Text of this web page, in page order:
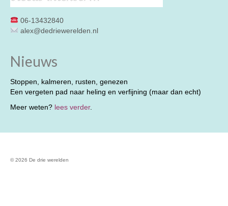
06-13432840
alex@dedriewerelden.nl
Nieuws
Stoppen, kalmeren, rusten, genezen
Een vergeten pad naar heling en verfijning (maar dan echt)
Meer weten? lees verder.
© 2026 De drie werelden